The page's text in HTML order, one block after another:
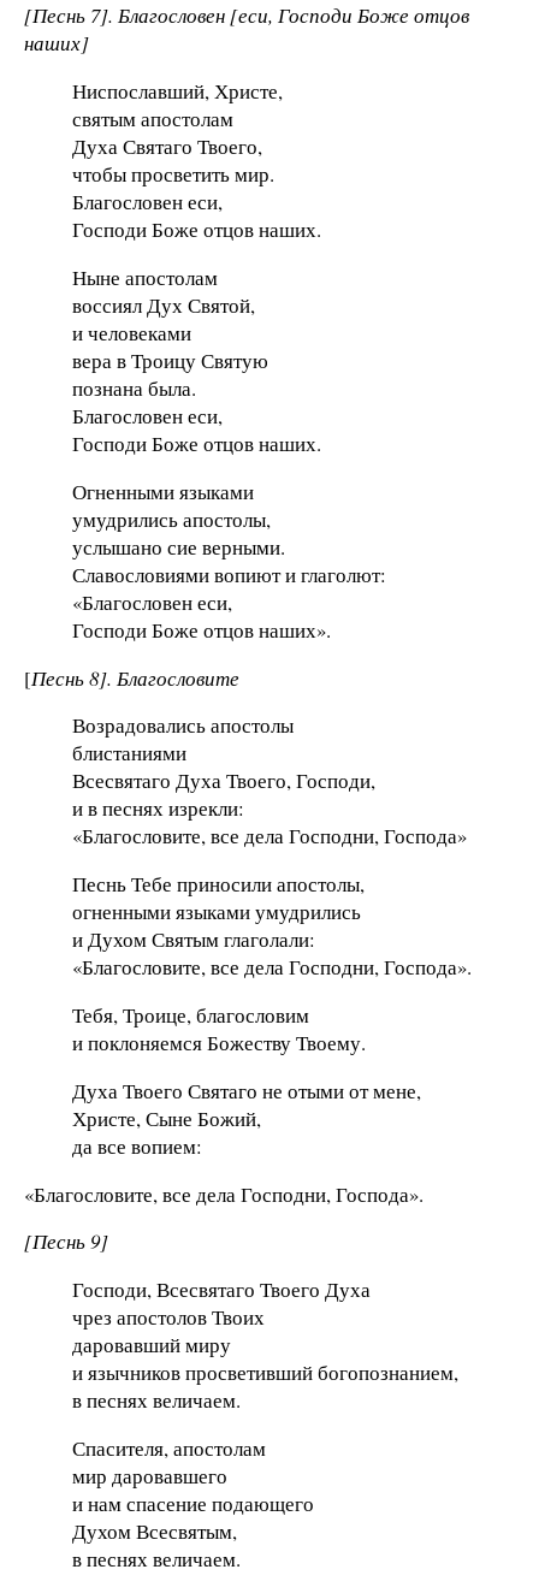
[Песнь 7]. Благословен [еси, Господи Боже отцов
наших]
Ниспославший, Христе,
святым апостолам
Духа Святаго Твоего,
чтобы просветить мир.
Благословен еси,
Господи Боже отцов наших.
Ныне апостолам
воссиял Дух Святой,
и человеками
вера в Троицу Святую
познана была.
Благословен еси,
Господи Боже отцов наших.
Огненными языками
умудрились апостолы,
услышано сие верными.
Славословиями вопиют и глаголют:
«Благословен еси,
Господи Боже отцов наших».
[Песнь 8]. Благословите
Возрадовались апостолы
блистаниями
Всесвятаго Духа Твоего, Господи,
и в песнях изрекли:
«Благословите, все дела Господни, Господа»
Песнь Тебе приносили апостолы,
огненными языками умудрились
и Духом Святым глаголали:
«Благословите, все дела Господни, Господа».
Тебя, Троице, благословим
и поклоняемся Божеству Твоему.
Духа Твоего Святаго не отыми от мене,
Христе, Сыне Божий,
да все вопием:
«Благословите, все дела Господни, Господа».
[Песнь 9]
Господи, Всесвятаго Твоего Духа
чрез апостолов Твоих
даровавший миру
и язычников просветивший богопознанием,
в песнях величаем.
Спасителя, апостолам
мир даровавшего
и нам спасение подающего
Духом Всесвятым,
в песнях величаем.